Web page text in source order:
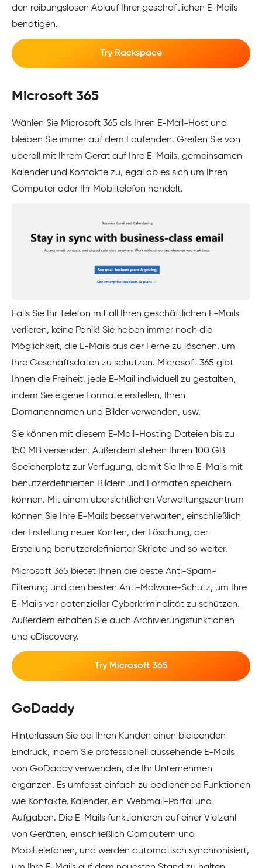
den reibungslosen Ablauf Ihrer geschäftlichen E-Mails
benötigen.
Try Rackspace
Microsoft 365
Wählen Sie Microsoft 365 als Ihren E-Mail-Host und
bleiben Sie immer auf dem Laufenden. Greifen Sie von
überall mit Ihrem Gerät auf Ihre E-Mails, gemeinsamen
Kalender und Kontakte zu, egal ob es sich um Ihren
Computer oder Ihr Mobiltelefon handelt.
Falls Sie Ihr Telefon mit all Ihren geschäftlichen E-Mails
verlieren, keine Panik! Sie haben immer noch die
Möglichkeit, die E-Mails aus der Ferne zu löschen, um
Ihre Geschäftsdaten zu schützen. Microsoft 365 gibt
Ihnen die Freiheit, jede E-Mail individuell zu gestalten,
indem Sie eigene Formate erstellen, Ihren
Domänennamen und Bilder verwenden, usw.
Sie können mit diesem E-Mail-Hosting Dateien bis zu
150 MB versenden. Außerdem stehen Ihnen 100 GB
Speicherplatz zur Verfügung, damit Sie Ihre E-Mails mit
benutzerdefinierten Bildern und Formaten speichern
können. Mit einem übersichtlichen Verwaltungszentrum
können Sie Ihre E-Mails besser verwalten, einschließlich
der Erstellung neuer Konten, der Löschung, der
Erstellung benutzerdefinierter Skripte und so weiter.
Microsoft 365 bietet Ihnen die beste Anti-Spam-
Filterung und den besten Anti-Malware-Schutz, um Ihre
E-Mails vor potenzieller Cyberkriminalität zu schützen.
Außerdem erhalten Sie auch Archivierungsfunktionen
und eDiscovery.
Try Microsoft 365
GoDaddy
Hinterlassen Sie bei Ihren Kunden einen bleibenden
Eindruck, indem Sie professionell aussehende E-Mails
von GoDaddy verwenden, die Ihr Unternehmen
ergänzen. Es umfasst einfach zu bedienende Funktionen
wie Kontakte, Kalender, ein Webmail-Portal und
Aufgaben. Die E-Mails funktionieren auf einer Vielzahl
von Geräten, einschließlich Computern und
Mobiltelefonen, und werden automatisch synchronisiert,